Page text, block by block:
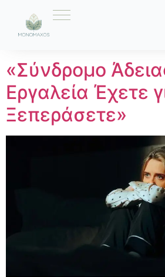
Ετικέτα:
«Σύνδρομο
Εργαλεία Έχετε
Ξεπεράσετε»